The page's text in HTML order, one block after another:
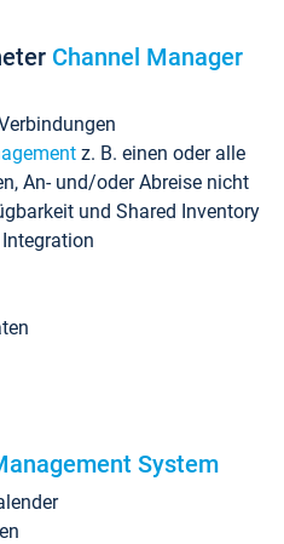
Channel Manager
z. B. einen oder alle
An- und/oder Abreise nicht
und Shared Inventory
System